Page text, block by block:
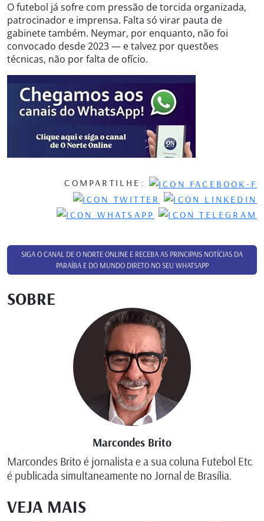
O futebol já sofre com pressão de torcida organizada,
patrocinador e imprensa. Falta só virar pauta de
gabinete também. Neymar, por enquanto, não foi
convocado desde 2023 — e talvez por questões
técnicas, não por falta de ofício.
COMPARTILHE:
SIGA O CANAL DE O NORTE ONLINE E RECEBA AS PRINCIPAIS NOTÍCIAS DA
PARAÍBA E DO MUNDO DIRETO NO SEU WHATSAPP
SOBRE
Marcondes Brito
Marcondes Brito é jornalista e a sua coluna Futebol Etc
é publicada simultaneamente no Jornal de Brasília.
VEJA MAIS